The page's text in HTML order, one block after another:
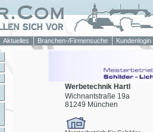
Aktuelles Branchen-/Firmensuche Kundenlogin
Werbetechnik Hartl
Wichnantstraße 19a
81249 München